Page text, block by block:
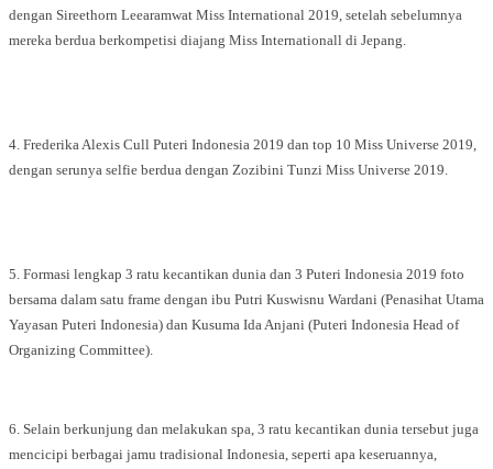
dengan Sireethorn Leearamwat Miss International 2019, setelah sebelumnya
mereka berdua berkompetisi diajang Miss Internationall di Jepang.
4. Frederika Alexis Cull Puteri Indonesia 2019 dan top 10 Miss Universe 2019,
dengan serunya selfie berdua dengan Zozibini Tunzi Miss Universe 2019.
5. Formasi lengkap 3 ratu kecantikan dunia dan 3 Puteri Indonesia 2019 foto
bersama dalam satu frame dengan ibu Putri Kuswisnu Wardani (Penasihat Utama
Yayasan Puteri Indonesia) dan Kusuma Ida Anjani (Puteri Indonesia Head of
Organizing Committee).
6. Selain berkunjung dan melakukan spa, 3 ratu kecantikan dunia tersebut juga
mencicipi berbagai jamu tradisional Indonesia, seperti apa keseruannya,